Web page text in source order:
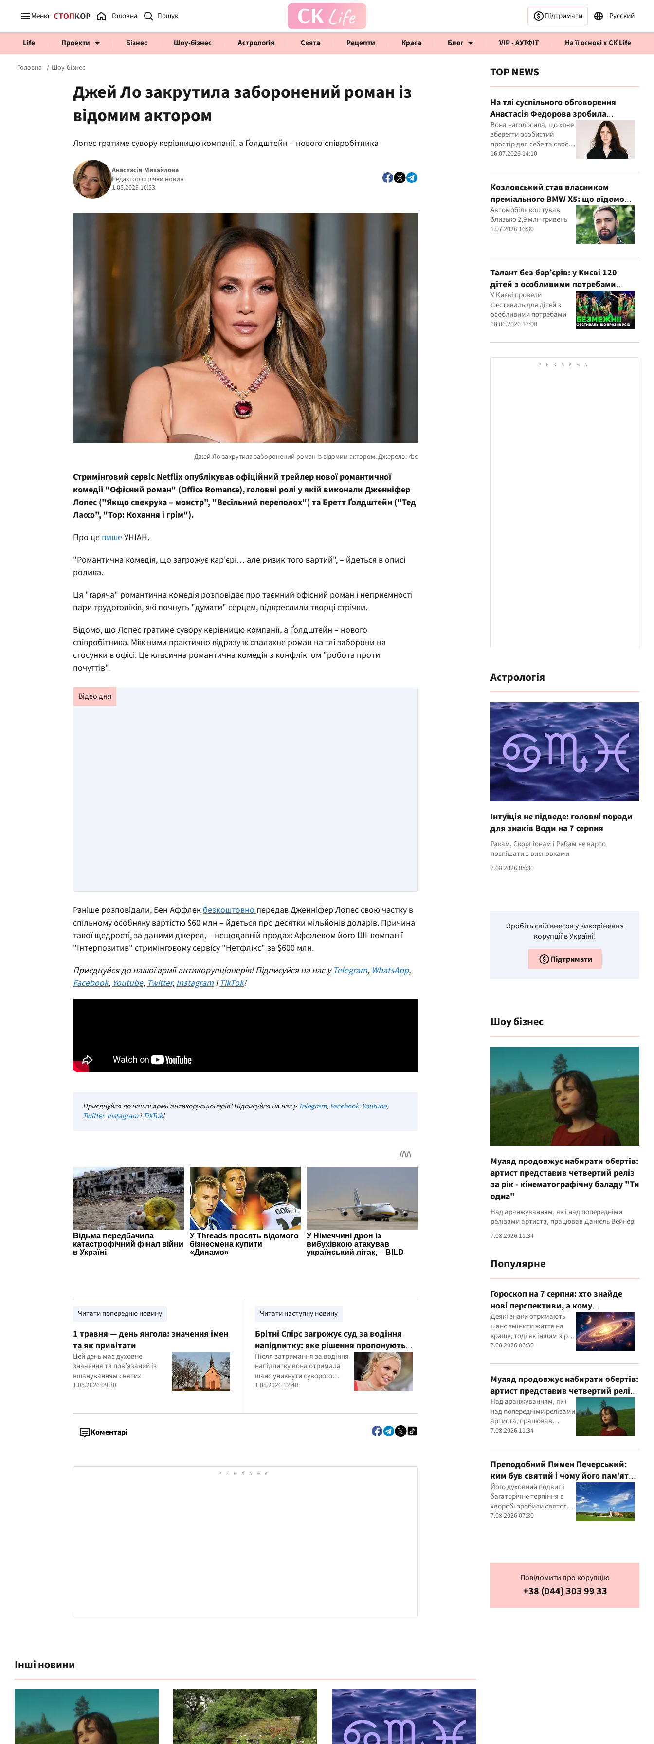
Меню Головна Підтримати Русский
Life Проекти Бізнес Шоу-бізнес Астрологія Свята Рецепти Краса Блог VIP - АУТФІТ На її основі x CK Life
Головна Шоу-бізнес
Джей Ло закрутила заборонений роман із
відомим актором
Лопес гратиме сувору керівницю компанії, а Ґолдштейн – нового співробітника
Анастасія Михайлова
Редактор стрічки новин
1.05.2026 10:53
Стримінговий сервіс Netflix опублікував офіційний трейлер нової романтичної
комедії "Офісний роман" (Office Romance), головні ролі у якій виконали Дженніфер
Лопес ("Якщо свекруха – монстр", "Весільний переполох") та Бретт Ґолдштейн ("Тед
Лассо", "Тор: Кохання і грім").
Про це пишеУНІАН.
"Романтична комедія, що загрожує кар'єрі… але ризик того вартий", – йдеться в описі
ролика.
Ця "гаряча" романтична комедія розповідає про таємний офісний роман і неприємності
пари трудоголіків, які почнуть "думати" серцем, підкреслили творці стрічки.
Відомо, що Лопес гратиме сувору керівницю компанії, а Ґолдштейн – нового
співробітника. Між ними практично відразу ж спалахне роман на тлі заборони на
стосунки в офісі. Це класична романтична комедія з конфліктом "робота проти
почуттів".
Раніше розповідали, Бен Аффлек безкоштовно передав Дженніфер Лопес свою частку в
спільному особняку вартістю $60 млн – йдеться про десятки мільйонів доларів. Причина
такої щедрості, за даними джерел, – нещодавній продаж Аффлеком його ШІ-компанії
"Інтерпозитив" стримінговому сервісу "Нетфлікс" за $600 млн.
Приєднуйся до нашої армії антикорупціонерів! Підписуйся на нас уTelegram, WhatsApp,
Facebook, Youtube, Twitter, Instagram і TikTok!
Приєднуйся до нашої армії антикорупціонерів! Підписуйся на нас уTelegram, Facebook, Youtube,
Twitter, InstagramіTikTok!
Читати попередню новину
1 травня — день янгола: значення імен
та як привітати
Цей день має духовне
значення та пов’язаний із
вшануванням святих
1.05.2026 09:30
Читати наступну новину
Брітні Спірс загрожує суд за водіння
напідпитку: яке рішення пропонують
прокурори
Після затримання за водіння
напідпитку вона отримала
шанс уникнути суворого
вироку
1.05.2026 12:40
Коментарі
Інші новини
TOP NEWS
На тлі суспільного обговорення
Анастасія Федорова зробила
публічну заяву
Вона наголосила, що хоче
зберегти особистий
простір для себе та своєї
дитини
16.07.2026 14:10
Козловський став власником
преміального BMW X5: що відомо
про покупку
Автомобіль коштував
близько 2,9 млн гривень
1.07.2026 16:30
Талант без бар’єрів: у Києві 120
дітей з особливими потребами
виступили на всеукраїнському
фестивалі
У Києві провели
фестиваль для дітей з
особливими потребами
18.06.2026 17:00
Астрологія
Інтуїція не підведе: головні поради
для знаків Води на 7 серпня
Ракам, Скорпіонам і Рибам не варто
поспішати з висновками
7.08.2026 08:30
Зробіть свій внесок у викорінення
корупції в Україні!
Підтримати
Шоу бізнес
Муаяд продовжує набирати обертів:
артист представив четвертий реліз
за рік - кінематографічну баладу "Ти
одна"
Над аранжуванням, як і над попередніми
релізами артиста, працював Данієль Вейнер
7.08.2026 11:34
Популярне
Гороскоп на 7 серпня: хто знайде
нові перспективи, а кому
доведеться переглянути свої
пріоритети
Деякі знаки отримають
шанс змінити життя на
краще, тоді як іншим зірки
радять не поспішати з
7.08.2026 06:30
Муаяд продовжує набирати обертів:
артист представив четвертий реліз
за рік - кінематографічну баладу "Ти
одна"
Над аранжуванням, як і
над попередніми релізами
артиста, працював
Данієль Вейнер
7.08.2026 11:34
Преподобний Пимен Печерський:
ким був святий і чому його пам'ять
вшановують 7 серпня
Його духовний подвиг і
багаторічне терпіння в
хворобі зробили святого
символом незламності
7.08.2026 07:30
Повідомити про корупцію
+38 (044) 303 99 33